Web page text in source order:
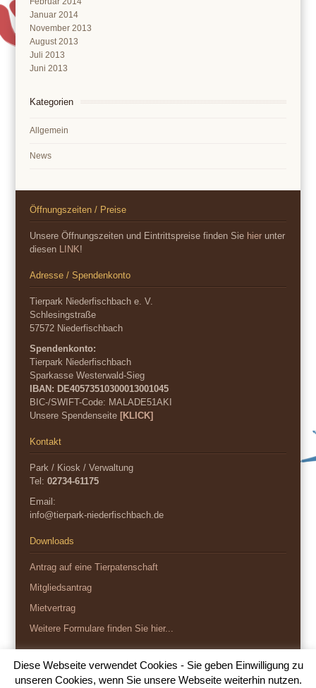
Januar 2014
November 2013
August 2013
Juli 2013
Juni 2013
Kategorien
Allgemein
News
Öffnungszeiten / Preise
Unsere Öffnungszeiten und Eintrittspreise finden Sie hier unter
diesen LINK!
Adresse / Spendenkonto
Tierpark Niederfischbach e. V.
Schlesingstraße
57572 Niederfischbach
Spendenkonto:
Tierpark Niederfischbach
Sparkasse Westerwald-Sieg
IBAN: DE40573510300013001045
BIC-/SWIFT-Code: MALADE51AKI
Unsere Spendenseite [KLICK]
Kontakt
Park / Kiosk / Verwaltung
Tel:02734-61175
Email:
info@tierpark-niederfischbach.de
Downloads
Antrag auf eine Tierpatenschaft
Mitgliedsantrag
Mietvertrag
Weitere Formulare finden Sie hier...
Copyright 2026
Impressum Datenschutz
Diese Webseite verwendet Cookies - Sie geben Einwilligung zu
unseren Cookies, wenn Sie unsere Webseite weiterhin nutzen.